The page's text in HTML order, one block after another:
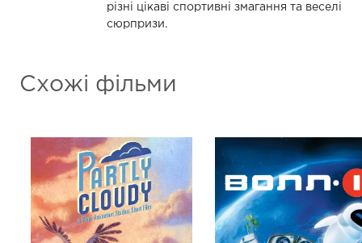
різні цікаві спортивні змагання та веселі
сюрпризи.
Схожі фільми